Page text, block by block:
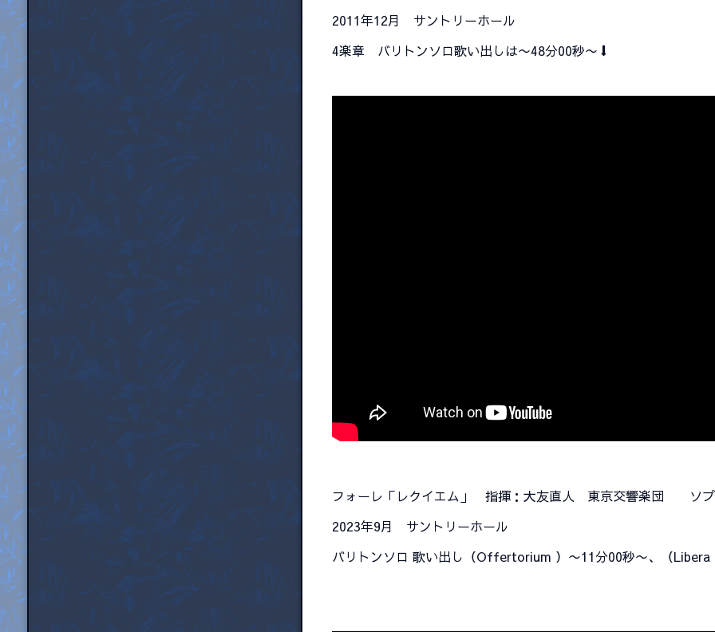
2011年12月 サントリーホール
4楽章 バリトンソロ歌い出しは〜48分00秒〜⬇️
フォーレ「レクイエム」 指揮：大友直人 東京交響楽団 ソ
2023年9月 サントリーホール
バリトンソロ 歌い出し（Offertorium ）〜11分00秒〜、（